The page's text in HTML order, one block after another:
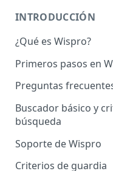
INTRODUCCIÓN
¿Qué es Wispro?
Primeros pasos en
Preguntas
Buscador básico y
búsqueda
Soporte de Wispro
Criterios de guardia